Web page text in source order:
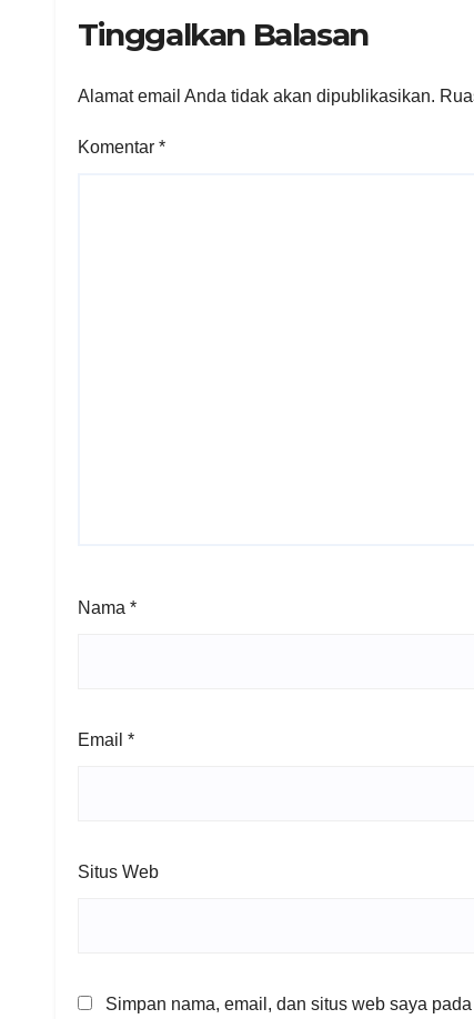
Tinggalkan Balasan
Alamat email Anda tidak akan dipublikasikan.
Komentar *
Nama *
Email *
Situs Web
Simpan nama, email, dan situs web saya